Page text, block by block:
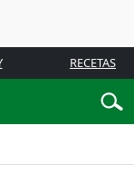
RECETAS